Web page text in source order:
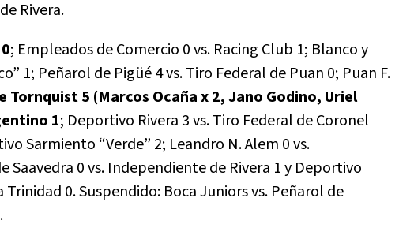
Rivera.
; Empleados de Comercio 0 vs. Racing Club 1; Blanco y
1; Peñarol de Pigüé 4 vs. Tiro Federal de Puan 0; Puan F.
Tornquist 5 (Marcos Ocaña x 2, Jano Godino, Uriel
1; Deportivo Rivera 3 vs. Tiro Federal de Coronel
Sarmiento “Verde” 2; Leandro N. Alem 0 vs.
Saavedra 0 vs. Independiente de Rivera 1 y Deportivo
0. Suspendido: Boca Juniors vs. Peñarol de